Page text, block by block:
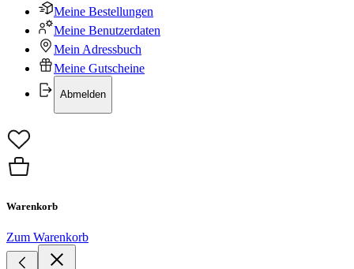
Meine Bestellungen
Meine Benutzerdaten
Mein Adressbuch
Meine Gutscheine
Abmelden
Warenkorb
Zum Warenkorb